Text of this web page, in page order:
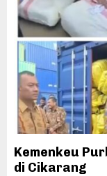
Kemenkeu
di Cikarang